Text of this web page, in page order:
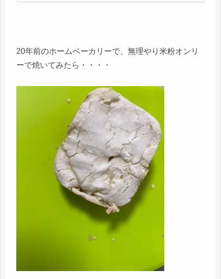
20年前のホームベーカリーで、無理やり米粉オンリ
ーで焼いてみたら・・・・